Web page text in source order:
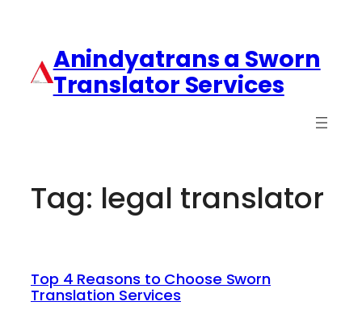
Anindyatrans a Sworn
Translator Services
Tag: legal translator
Top 4 Reasons to Choose Sworn
Translation Services